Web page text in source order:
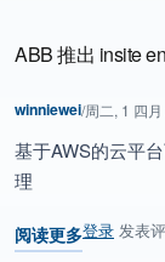
ABB 推出 insite
winniewei/周二, 1 四
基于AWS的云平
理
阅读更多
关于 ABB 推出
登录 发表